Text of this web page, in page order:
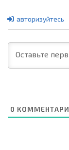
авторизуйтесь
0